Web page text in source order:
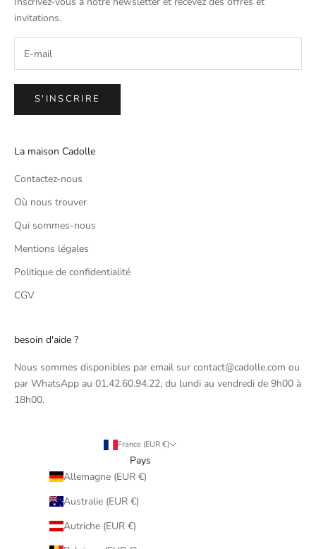
invitations.
S'INSCRIRE
La maison Cadolle
Contactez-nous
Où nous trouver
Qui sommes-nous
Mentions légales
Politique de confidentialité
CGV
besoin d'aide ?
Nous sommes disponibles par email sur contact@cadolle.com ou
par WhatsApp au 01.42.60.94.22, du lundi au vendredi de 9h00 à
18h00.
France (EUR €)
Pays
Allemagne (EUR €)
Australie (EUR €)
Autriche (EUR €)